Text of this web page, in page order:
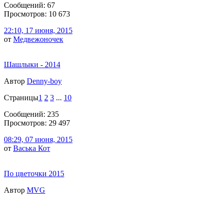
Сообщений: 67
Просмотров: 10 673
22:10, 17 июня, 2015
от Медвежоночек
Шашлыки - 2014
Автор Denny-boy
Страницы1 2 3 ... 10
Сообщений: 235
Просмотров: 29 497
08:29, 07 июня, 2015
от Васька Кот
По цветочки 2015
Автор MVG